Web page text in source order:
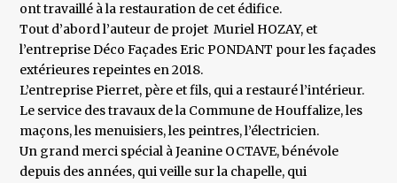
ont travaillé à la restauration de cet édifice.
Tout d’abord l’auteur de projet Muriel HOZAY, et
l’entreprise Déco Façades Eric PONDANT pour les façades
extérieures repeintes en 2018.
L’entreprise Pierret, père et fils, qui a restauré l’intérieur.
Le service des travaux de la Commune de Houffalize, les
maçons, les menuisiers, les peintres, l’électricien.
Un grand merci spécial à Jeanine OCTAVE, bénévole
depuis des années, qui veille sur la chapelle, qui